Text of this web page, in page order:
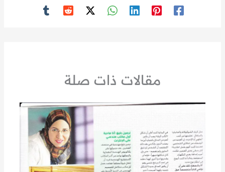
مقالات ذات صلة